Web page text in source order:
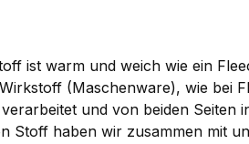
ist warm und weich wie ein
(Maschenware), wie bei
und von beiden Seiten
Stoff haben wir zusammen mit